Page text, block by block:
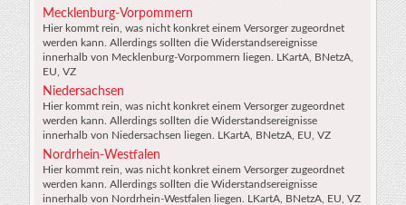
Mecklenburg-Vorpommern
Hier kommt rein, was nicht konkret einem Versorger zugeordnet
werden kann. Allerdings sollten die Widerstandsereignisse
innerhalb von Mecklenburg-Vorpommern liegen. LKartA, BNetzA,
EU, VZ
Niedersachsen
Hier kommt rein, was nicht konkret einem Versorger zugeordnet
werden kann. Allerdings sollten die Widerstandsereignisse
innerhalb von Niedersachsen liegen. LKartA, BNetzA, EU, VZ
Nordrhein-Westfalen
Hier kommt rein, was nicht konkret einem Versorger zugeordnet
werden kann. Allerdings sollten die Widerstandsereignisse
innerhalb von Nordrhein-Westfalen liegen. LKartA, BNetzA, EU, VZ